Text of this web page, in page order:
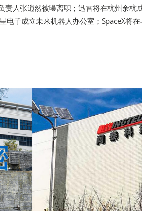
责人张逍然被曝离职；迅雷将在杭州余杭
电子成立未来机器人办公室；SpaceX将在